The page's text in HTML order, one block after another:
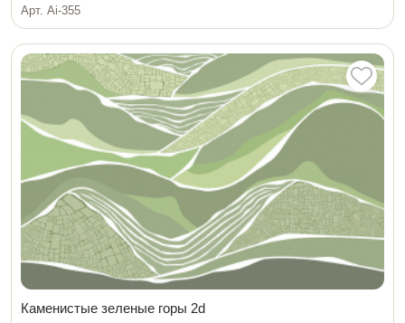
Арт. Ai-355
Каменистые зеленые горы 2d